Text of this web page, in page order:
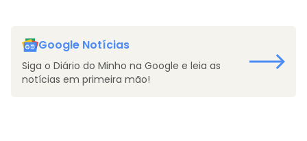
Google Notícias
Siga o Diário do Minho na Google e leia as
notícias em primeira mão!